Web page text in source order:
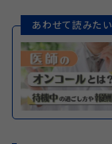
あわせて読みたい